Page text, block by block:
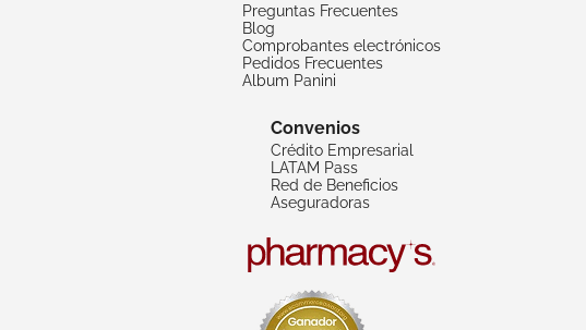
Preguntas Frecuentes
Blog
Comprobantes electrónicos
Pedidos Frecuentes
Album Panini
Convenios
Crédito Empresarial
LATAM Pass
Red de Beneficios
Aseguradoras